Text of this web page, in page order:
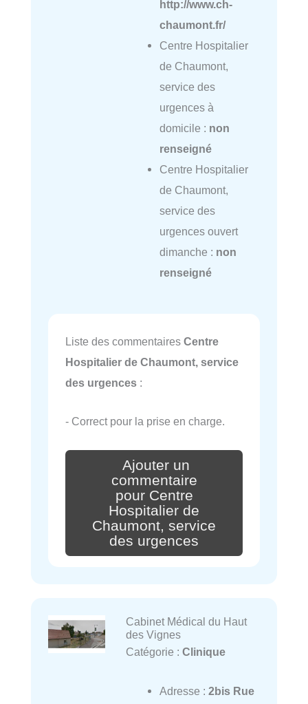
http://www.ch-
chaumont.fr/
Centre Hospitalier
de Chaumont,
service des
urgences à
domicile : non
renseigné
Centre Hospitalier
de Chaumont,
service des
urgences ouvert
dimanche : non
renseigné
Liste des commentaires Centre
Hospitalier de Chaumont, service
des urgences :
- Correct pour la prise en charge.
Ajouter un
commentaire
pour Centre
Hospitalier de
Chaumont, service
des urgences
Cabinet Médical du Haut
des Vignes
Catégorie : Clinique
Adresse : 2bis Rue